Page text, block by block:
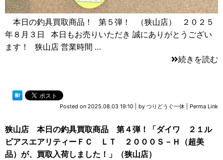
本日の釣具買取商品！ 第５弾！ （狭山店） ２０２５
年８月３日 本日もお売りいただき 誠にありがとうござい
ます！ 狭山店 営業時間 …
続きを読む
Posted on 2025.08.03 19:10 by つりどうぐ一休 Perma Link
狭山店 本日の釣具買取商品 第４弾！「ダイワ ２１ル
ビアスエアリティーＦＣ ＬＴ ２０００Ｓ－Ｈ（超美
品）が、買取入荷しました！」（狭山店）